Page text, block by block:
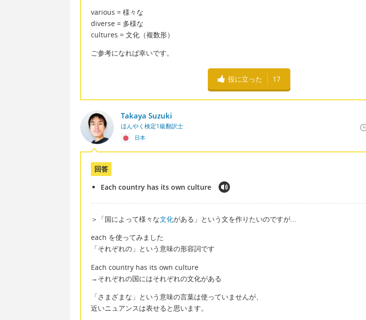
various = 様々な
diverse = 多様な
cultures = 文化（複数形）
ご参考になれば幸いです。
役に立った 17
Takaya Suzuki
ほんやく検定1級翻訳士
日本
回答
Each country has its own culture
＞「国によって様々な文化がある」という文を作りたいのですが...
each を使ってみました
「それぞれの」という意味の形容詞です
Each country has its own culture
→それぞれの国にはそれぞれの文化がある
「さまざまな」という意味の言葉は使っていませんが、
近いニュアンスは表せると思います。